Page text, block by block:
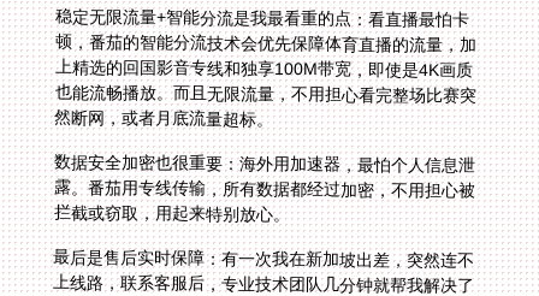
稳定无限流量+智能分流是我最看重的点：看直播最怕卡
顿，番茄的智能分流技术会优先保障体育直播的流量，加
上精选的回国影音专线和独享100M带宽，即使是4K画质
也能流畅播放。而且无限流量，不用担心看完整场比赛突
然断网，或者月底流量超标。
数据安全加密也很重要：海外用加速器，最怕个人信息泄
露。番茄用专线传输，所有数据都经过加密，不用担心被
拦截或窃取，用起来特别放心。
最后是售后实时保障：有一次我在新加坡出差，突然连不
上线路，联系客服后，专业技术团队几分钟就帮我解决了